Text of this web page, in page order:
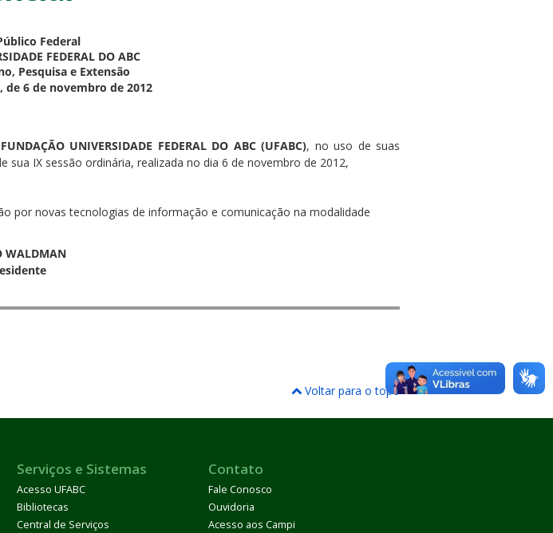
Federal
FEDERAL DO ABC
Pesquisa e Extensão
de 6 de novembro de 2012
UNIVERSIDADE FEDERAL DO ABC (UFABC), no uso de suas
IX sessão ordinária, realizada no dia 6 de novembro de 2012,
por novas tecnologias de informação e comunicação na modalidade
WALDMAN
Voltar para o topo
Serviços e Sistemas
Acesso UFABC
Bibliotecas
Central de Serviços
Contato
Fale Conosco
Ouvidoria
Acesso aos Campi